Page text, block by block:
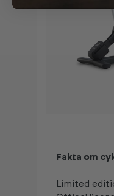
Fakta om
Limited